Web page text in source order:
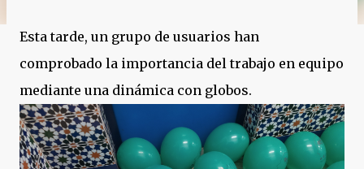
Esta tarde, un grupo de usuarios han
comprobado la importancia del trabajo en equipo
mediante una dinámica con globos.